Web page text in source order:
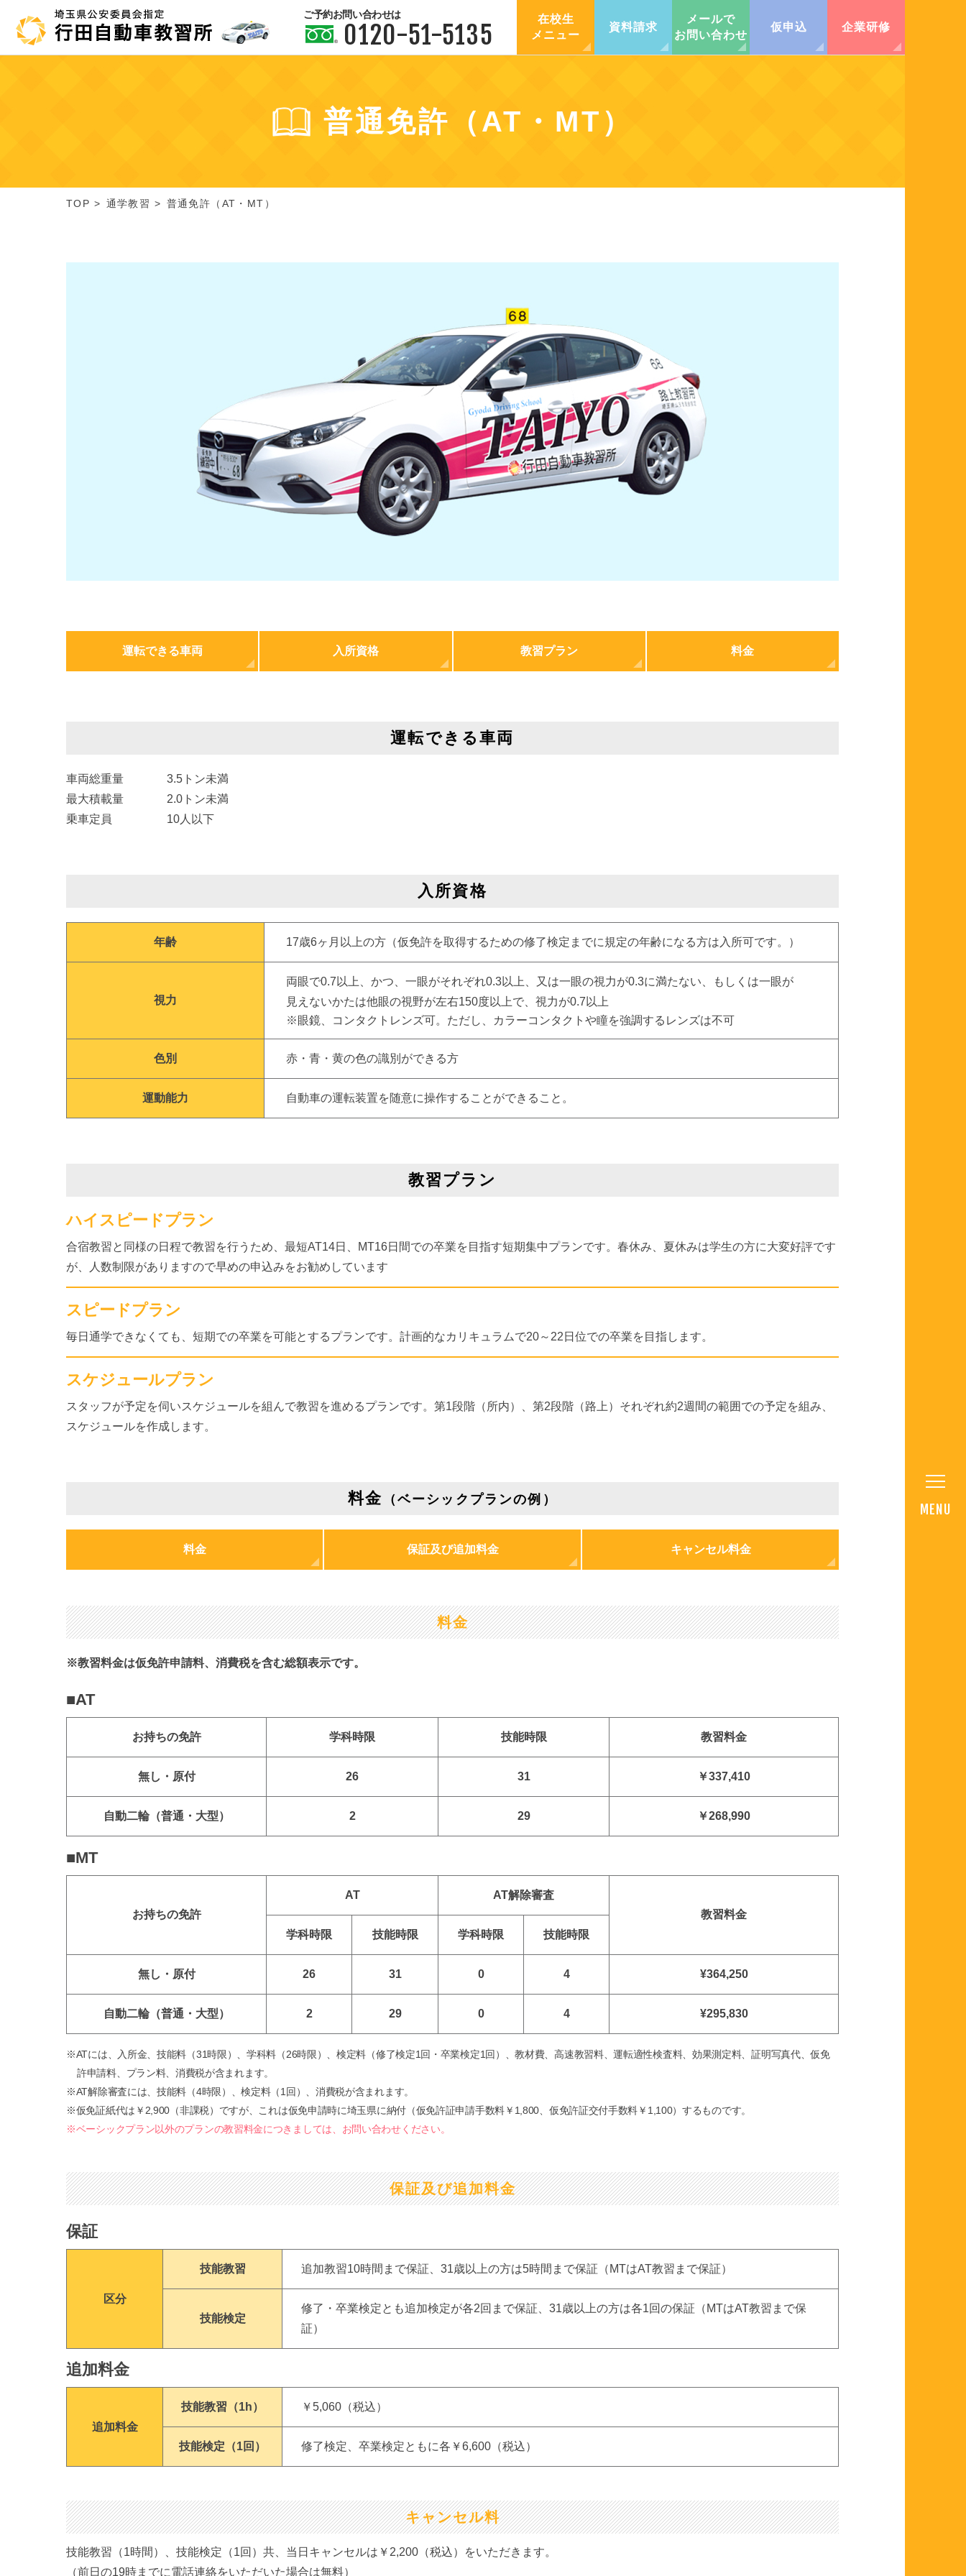
ご予約お問い合わせは
0120-51-5135
在校生
メニュー
資料請求
メールで
お問い合わせ
仮申込 企業研修
普通免許（AT・MT）
TOP 通学教習 普通免許（AT・MT）
運転できる車両 入所資格 教習プラン 料金
運転できる車両
車両総重量
3.5トン未満
最大積載量
2.0トン未満
乗車定員
10人以下
入所資格
年齢 17歳6ヶ月以上の方（仮免許を取得するための修了検定までに規定の年齢になる方は入所可です。）
視力
両眼で0.7以上、かつ、一眼がそれぞれ0.3以上、又は一眼の視力が0.3に満たない、もしくは一眼が
見えないかたは他眼の視野が左右150度以上で、視力が0.7以上
※ 眼鏡、コンタクトレンズ可。ただし、カラーコンタクトや瞳を強調するレンズは不可
色別 赤・青・黄の色の識別ができる方
運動能力 自動車の運転装置を随意に操作することができること。
教習プラン
ハイスピードプラン
合宿教習と同様の日程で教習を行うため、最短AT14日、MT16日間での卒業を目指す短期集中プランです。春休み、夏休みは学生の方に大変好評です
が、人数制限がありますので早めの申込みをお勧めしています
スピードプラン
毎日通学できなくても、短期での卒業を可能とするプランです。計画的なカリキュラムで20～22日位での卒業を目指します。
スケジュールプラン
スタッフが予定を伺いスケジュールを組んで教習を進めるプランです。第1段階（所内）、第2段階（路上）それぞれ約2週間の範囲での予定を組み、
スケジュールを作成します。
料金 （ベーシックプランの例）
料金 保証及び追加料金 キャンセル料金
料金
※教習料金は仮免許申請料、消費税を含む総額表示です。
■AT
お持ちの免許 学科時限 技能時限 教習料金
無し・原付 26 31 ￥337,410
自動二輪（普通・大型） 2 29 ￥268,990
■MT
お持ちの免許
AT
AT解除審査
教習料金
学科時限 技能時限 学科時限 技能時限
無し・原付 26 31 0 4 ¥364,250
自動二輪（普通・大型） 2 29 0 4 ¥295,830
※ATには、入所金、技能料（31時限）、学科料（26時限）、検定料（修了検定1回・卒業検定1回）、教材費、高速教習料、運転適性検査料、効果測定料、証明写真代、仮免
許申請料、プラン料、消費税が含まれます。
※AT解除審査には、技能料（4時限）、検定料（1回）、消費税が含まれます。
※仮免証紙代は￥2,900（非課税）ですが、これは仮免申請時に埼玉県に納付（仮免許証申請手数料￥1,800、仮免許証交付手数料￥1,100）するものです。
※ベーシックプラン以外のプランの教習料金につきましては、お問い合わせください。
保証及び追加料金
保証
区分
技能教習 追加教習10時間まで保証、31歳以上の方は5時間まで保証（MTはAT教習まで保証）
技能検定
修了・卒業検定とも追加検定が各2回まで保証、31歳以上の方は各1回の保証（MTはAT教習まで保
証）
追加料金
追加料金
技能教習（1h） ￥5,060（税込）
技能検定（1回） 修了検定、卒業検定ともに各￥6,600（税込）
キャンセル料
技能教習（1時間）、技能検定（1回）共、当日キャンセルは￥2,200（税込）をいただきます。
（前日の19時までに電話連絡をいただいた場合は無料）